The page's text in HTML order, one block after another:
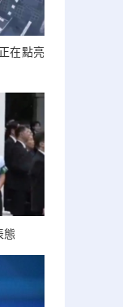
在點亮
態